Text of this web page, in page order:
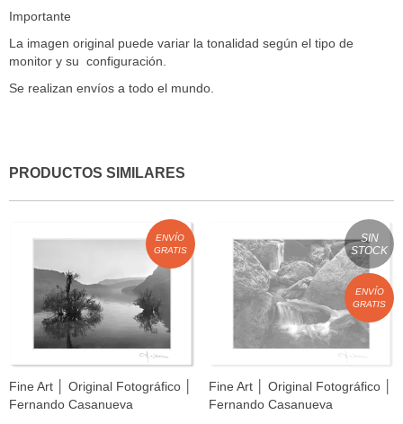
Importante
La imagen original puede variar la tonalidad según el tipo de
monitor y su configuración.
Se realizan envíos a todo el mundo.
PRODUCTOS SIMILARES
ENVÍO
GRATIS
Fine Art │ Original Fotográfico │
Fernando Casanueva
SIN
STOCK
ENVÍO
GRATIS
Fine Art │ Original Fotográfico │
Fernando Casanueva